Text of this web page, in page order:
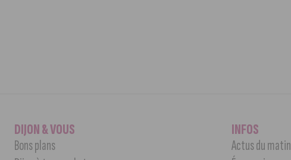
DIJON & VOUS
Bons plans
INFOS
Actus du matin